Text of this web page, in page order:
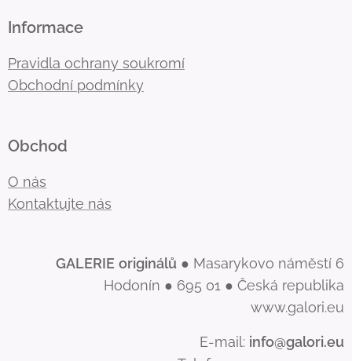
Informace
Pravidla ochrany soukromí
Obchodní podmínky
Obchod
O nás
Kontaktujte nás
GALERIE originálů ● Masarykovo náměstí 6
Hodonín ● 695 01 ● Česká republika
www.galori.eu
E-mail: info@galori.eu